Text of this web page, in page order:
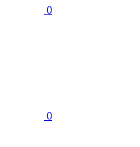
0
0